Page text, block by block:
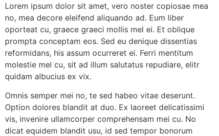
Lorem ipsum dolor sit amet, vero noster copiosae mea
no, mea decore eleifend aliquando ad. Eum liber
oporteat cu, graece graeci mollis mel ei. Et oblique
prompta conceptam eos. Sed eu denique dissentias
reformidans, his assum ocurreret ei. Ferri mentitum
molestie mel cu, sit ad illum salutatus repudiare, elitr
quidam albucius ex vix.
Omnis semper mei no, te sed habeo vitae deserunt.
Option dolores blandit at duo. Ex laoreet delicatissimi
vis, invenire ullamcorper comprehensam mei cu. No
dicat equidem blandit usu, id sed tempor bonorum